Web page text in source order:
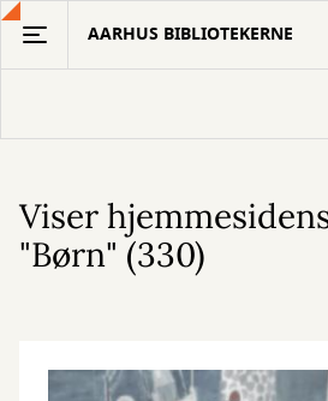
Gå
hovedindhold
AARHUS BIBLIOTEKERNE
Viser
"Børn" (330)